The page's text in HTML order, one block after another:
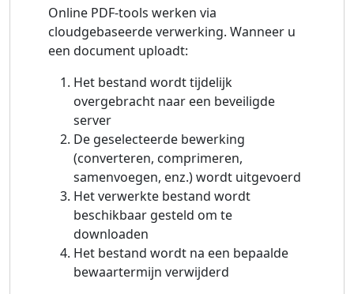
Online PDF-tools werken via
cloudgebaseerde verwerking. Wanneer u
een document uploadt:
Het bestand wordt tijdelijk
overgebracht naar een beveiligde
server
De geselecteerde bewerking
(converteren, comprimeren,
samenvoegen, enz.) wordt uitgevoerd
Het verwerkte bestand wordt
beschikbaar gesteld om te
downloaden
Het bestand wordt na een bepaalde
bewaartermijn verwijderd